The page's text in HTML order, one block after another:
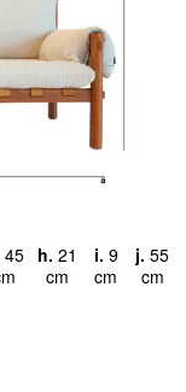
45
h. 21
cm
i. 9
cm
j. 55
cm